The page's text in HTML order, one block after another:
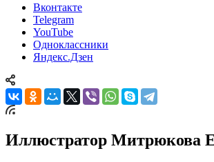
Вконтакте
Telegram
YouTube
Одноклассники
Яндекс.Дзен
Иллюстратор Митрюкова